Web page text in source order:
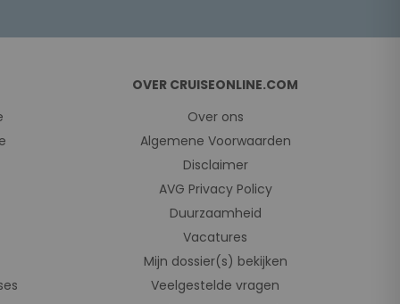
OVER CRUISEONLINE.COM
Over ons
Algemene Voorwaarden
Disclaimer
AVG Privacy Policy
Duurzaamheid
Vacatures
Mijn dossier(s) bekijken
Veelgestelde vragen